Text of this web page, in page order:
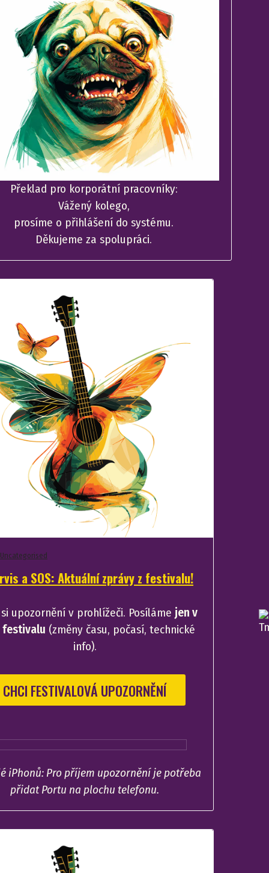
Překlad pro korporátní pracovníky:
Vážený kolego,
prosíme o přihlášení do systému.
Děkujeme za spolupráci.
Uncategorised
a SOS: Aktuální zprávy z festivalu!
upozornění v prohlížeči. Posíláme jen v
festivalu (změny času, počasí, technické
info).
CHCI FESTIVALOVÁ UPOZORNĚNÍ
iPhonů: Pro příjem upozornění je potřeba
přidat Portu na plochu telefonu.